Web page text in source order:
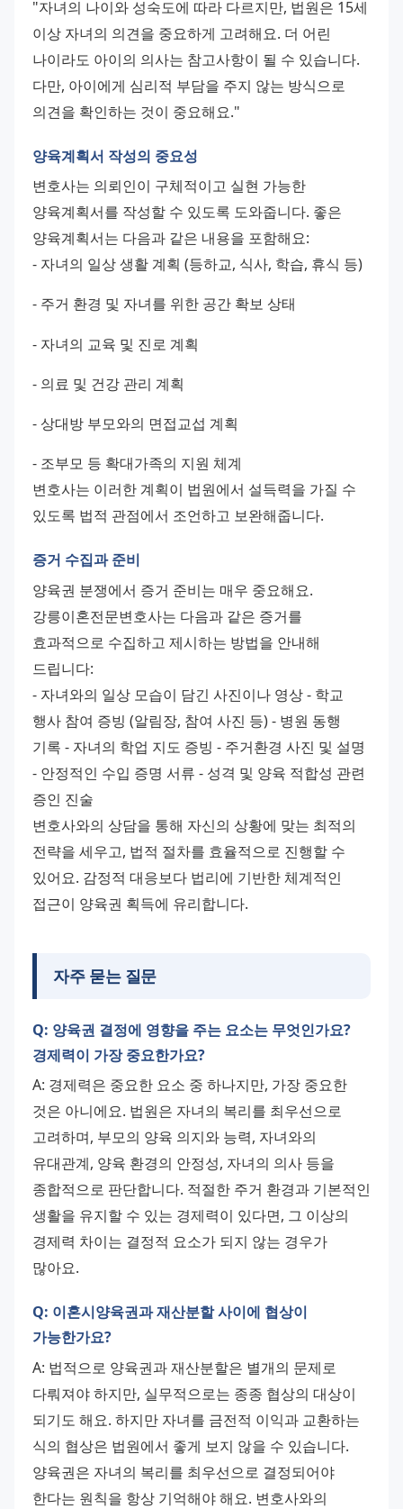
"자녀의 나이와 성숙도에 따라 다르지만, 법원은 15세
이상 자녀의 의견을 중요하게 고려해요. 더 어린
나이라도 아이의 의사는 참고사항이 될 수 있습니다.
다만, 아이에게 심리적 부담을 주지 않는 방식으로
의견을 확인하는 것이 중요해요."
양육계획서 작성의 중요성
변호사는 의뢰인이 구체적이고 실현 가능한
양육계획서를 작성할 수 있도록 도와줍니다. 좋은
양육계획서는 다음과 같은 내용을 포함해요:
- 자녀의 일상 생활 계획 (등하교, 식사, 학습, 휴식 등)
- 주거 환경 및 자녀를 위한 공간 확보 상태
- 자녀의 교육 및 진로 계획
- 의료 및 건강 관리 계획
- 상대방 부모와의 면접교섭 계획
- 조부모 등 확대가족의 지원 체계
변호사는 이러한 계획이 법원에서 설득력을 가질 수
있도록 법적 관점에서 조언하고 보완해줍니다.
증거 수집과 준비
양육권 분쟁에서 증거 준비는 매우 중요해요.
강릉이혼전문변호사는 다음과 같은 증거를
효과적으로 수집하고 제시하는 방법을 안내해
드립니다:
- 자녀와의 일상 모습이 담긴 사진이나 영상 - 학교
행사 참여 증빙 (알림장, 참여 사진 등) - 병원 동행
기록 - 자녀의 학업 지도 증빙 - 주거환경 사진 및 설명
- 안정적인 수입 증명 서류 - 성격 및 양육 적합성 관련
증인 진술
변호사와의 상담을 통해 자신의 상황에 맞는 최적의
전략을 세우고, 법적 절차를 효율적으로 진행할 수
있어요. 감정적 대응보다 법리에 기반한 체계적인
접근이 양육권 획득에 유리합니다.
자주 묻는 질문
Q: 양육권 결정에 영향을 주는 요소는 무엇인가요?
경제력이 가장 중요한가요?
A: 경제력은 중요한 요소 중 하나지만, 가장 중요한
것은 아니에요. 법원은 자녀의 복리를 최우선으로
고려하며, 부모의 양육 의지와 능력, 자녀와의
유대관계, 양육 환경의 안정성, 자녀의 의사 등을
종합적으로 판단합니다. 적절한 주거 환경과 기본적인
생활을 유지할 수 있는 경제력이 있다면, 그 이상의
경제력 차이는 결정적 요소가 되지 않는 경우가
많아요.
Q: 이혼시양육권과 재산분할 사이에 협상이
가능한가요?
A: 법적으로 양육권과 재산분할은 별개의 문제로
다뤄져야 하지만, 실무적으로는 종종 협상의 대상이
되기도 해요. 하지만 자녀를 금전적 이익과 교환하는
식의 협상은 법원에서 좋게 보지 않을 수 있습니다.
양육권은 자녀의 복리를 최우선으로 결정되어야
한다는 원칙을 항상 기억해야 해요. 변호사와의